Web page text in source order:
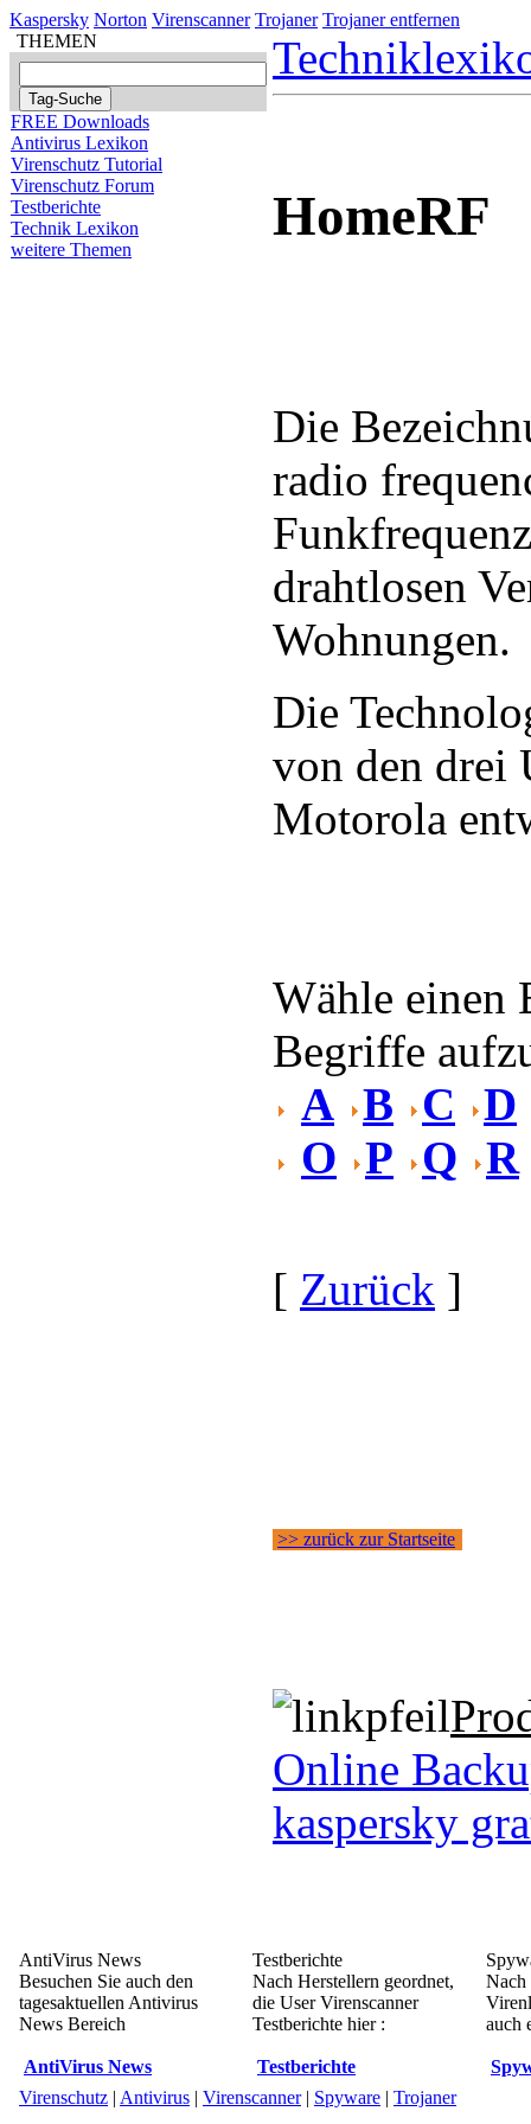
Kaspersky Norton Virenscanner Trojaner Trojaner entfernen
THEMEN
FREE Downloads
Antivirus Lexikon
Virenschutz Tutorial
Virenschutz Forum
Testberichte
Technik Lexikon
weitere Themen
HomeRF
Die
radio
drahtlosen
Wohnungen.
Die
von den drei
Motorola
Wähle einen
Begriffe
A B C
D
O P Q R
[ Zurück ]
>> zurück zur Startseite
Online
kaspersky
AntiVirus News
Besuchen Sie auch den
tagesaktuellen Antivirus
News Bereich
AntiVirus News
Testberichte
Nach Herstellern geordnet,
die User Virenscanner
Testberichte hier :
Testberichte
Nach
auch
Virenschutz | Antivirus | Virenscanner| Spyware | Trojaner